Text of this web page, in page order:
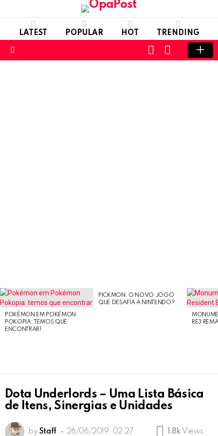
LATEST POPULAR HOT TRENDING
SWITCH
SKIN
LOGIN
LATEST
STORIES
POKÉMON EM POKÉMON
POKOPIA: TEMOS QUE
ENCONTRAR!
PICKMON: O NOVO JOGO
QUE DESAFIA A NINTENDO?
RE3
Dota Underlords – Uma Lista Básica
de Itens, Sinergias e Unidades
by Staff 26/06/2019, 02:27 1.8k Views